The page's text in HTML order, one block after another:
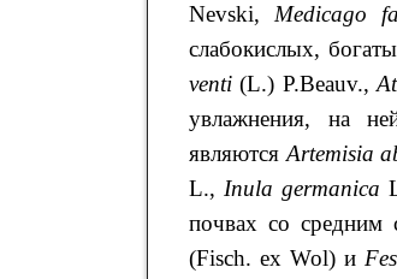
Nevski, Medicago
слабокислых,
venti(L.) P.Beauv.,
увлажнения, на
являются Artemisia
L., Inula germanica
почвах со средним
(Fisch. ex Wol) и